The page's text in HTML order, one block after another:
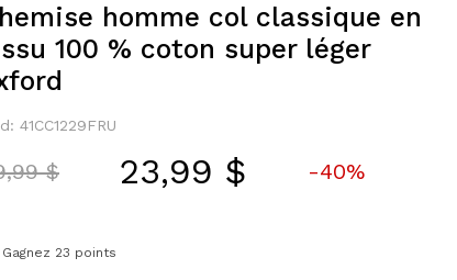
homme col classique en
100 % coton super léger
41CC1229FRU
reduced from
$to 23,99 $ -40%
Gagnez 23 points